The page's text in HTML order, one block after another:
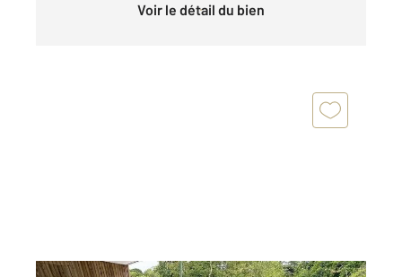
Voir le détail du bien